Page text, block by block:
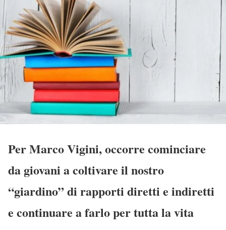
Per Marco Vigini, occorre cominciare
da giovani a coltivare il nostro
“giardino” di rapporti diretti e indiretti
e continuare a farlo per tutta la vita